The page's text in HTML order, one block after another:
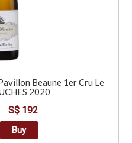
Beaune 1er Cru Le
2020
S$ 192
Buy